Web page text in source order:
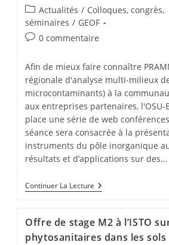
Actualités / Colloques, congrès,
séminaires / GEOF
0 commentaire
Afin de mieux faire connaître
régionale d'analyse multi-milieux
microcontaminants) à la
aux entreprises partenaires, l'OSU-
place une série de web
séance sera consacrée à la
instruments du pôle inorganique
résultats et d’applications sur des…
Continuer La Lecture
Offre de stage M2 à l’ISTO
phytosanitaires dans les sols